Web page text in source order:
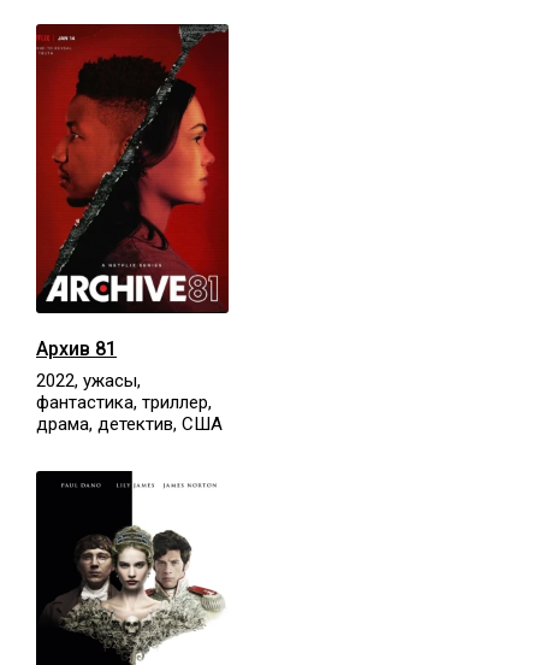
Архив 81
2022, ужасы,
фантастика, триллер,
драма, детектив, США